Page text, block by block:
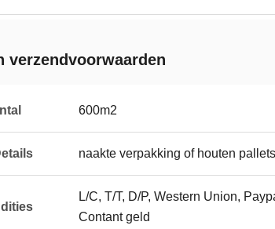
verzendvoorwaarden
600m2
naakte verpakking of houten pallets
L/C, T/T, D/P, Western Union,
Contant geld